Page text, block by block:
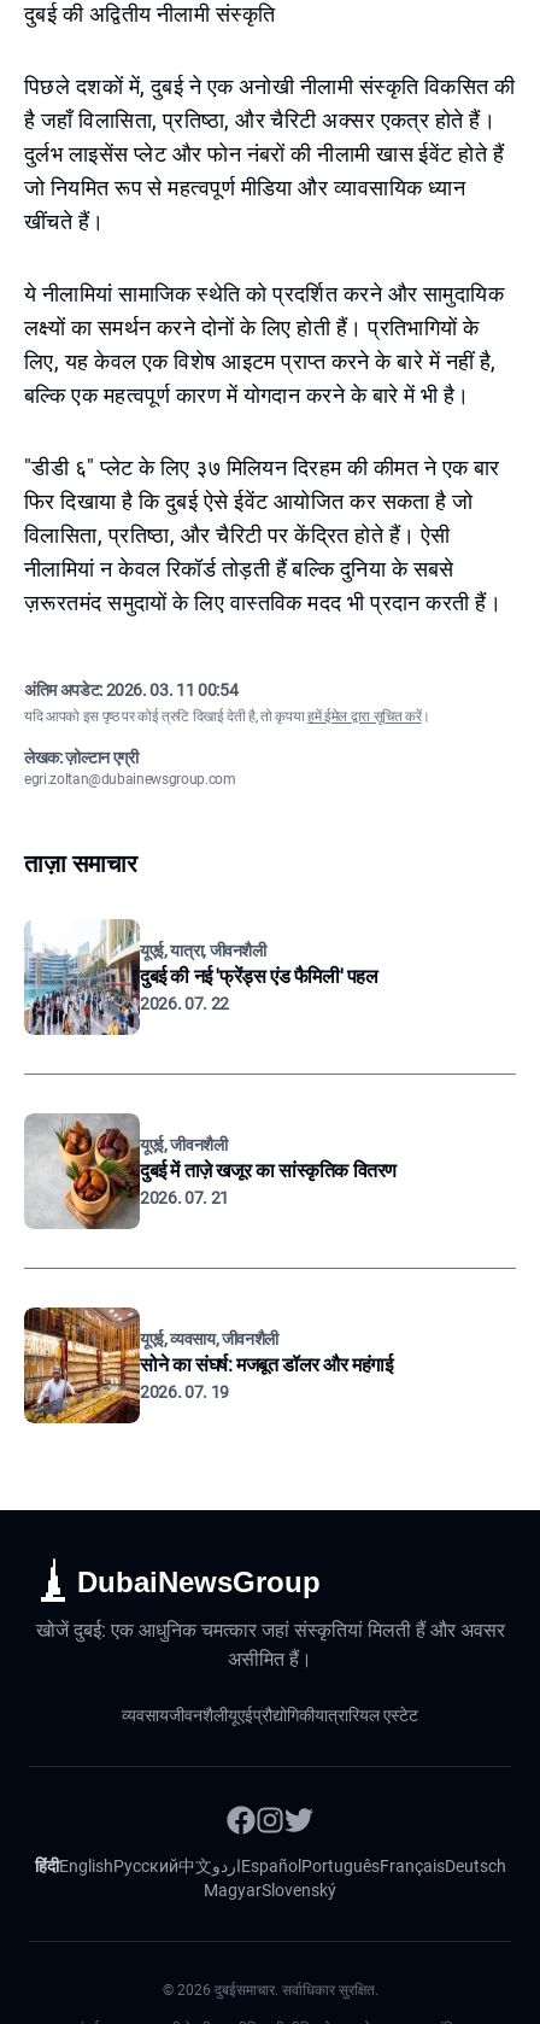
दुबई की अद्वितीय नीलामी संस्कृति
पिछले दशकों में, दुबई ने एक अनोखी नीलामी संस्कृति विकसित की
है जहाँ विलासिता, प्रतिष्ठा, और चैरिटी अक्सर एकत्र होते हैं।
दुर्लभ लाइसेंस प्लेट और फोन नंबरों की नीलामी खास ईवेंट होते हैं
जो नियमित रूप से महत्वपूर्ण मीडिया और व्यावसायिक ध्यान
खींचते हैं।
ये नीलामियां सामाजिक स्थेति को प्रदर्शित करने और सामुदायिक
लक्ष्यों का समर्थन करने दोनों के लिए होती हैं। प्रतिभागियों के
लिए, यह केवल एक विशेष आइटम प्राप्त करने के बारे में नहीं है,
बल्कि एक महत्वपूर्ण कारण में योगदान करने के बारे में भी है।
"डीडी ६" प्लेट के लिए ३७ मिलियन दिरहम की कीमत ने एक बार
फिर दिखाया है कि दुबई ऐसे ईवेंट आयोजित कर सकता है जो
विलासिता, प्रतिष्ठा, और चैरिटी पर केंद्रित होते हैं। ऐसी
नीलामियां न केवल रिकॉर्ड तोड़ती हैं बल्कि दुनिया के सबसे
ज़रूरतमंद समुदायों के लिए वास्तविक मदद भी प्रदान करती हैं।
अंतिम अपडेट:2026. 03. 11 00:54
यदि आपको इस पृष्ठ पर कोई त्रुटि दिखाई देती है, तो कृपयाहमें ईमेल द्वारा सूचित करें।
लेखक: ज़ोल्टान एग्री
egri.zoltan@dubainewsgroup.com
ताज़ा समाचार
यूएई, यात्रा, जीवनशैली
दुबई की नई 'फ्रेंड्स एंड फैमिली' पहल
2026. 07. 22
यूएई, जीवनशैली
दुबई में ताज़े खजूर का सांस्कृतिक वितरण
2026. 07. 21
यूएई, व्यवसाय, जीवनशैली
सोने का संघर्ष: मजबूत डॉलर और महंगाई
2026. 07. 19
DubaiNewsGroup
खोजें दुबई: एक आधुनिक चमत्कार जहां संस्कृतियां मिलती हैं और अवसर
असीमित हैं।
व्यवसायजीवनशैलीयूएईप्रौद्योगिकीयात्रारियल एस्टेट
हिंदीEnglishРусский中文اردوEspañol PortuguêsFrançaisDeutsch
MagyarSlovenský
© 2026 दुबईसमाचार. सर्वाधिकार सुरक्षित.